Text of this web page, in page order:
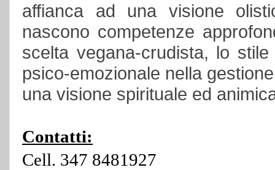
affianca ad una visione
nascono competenze
scelta vegana-crudista, lo
psico-emozionale nella
una visione spirituale ed
Contatti:
Cell. 347 8481927